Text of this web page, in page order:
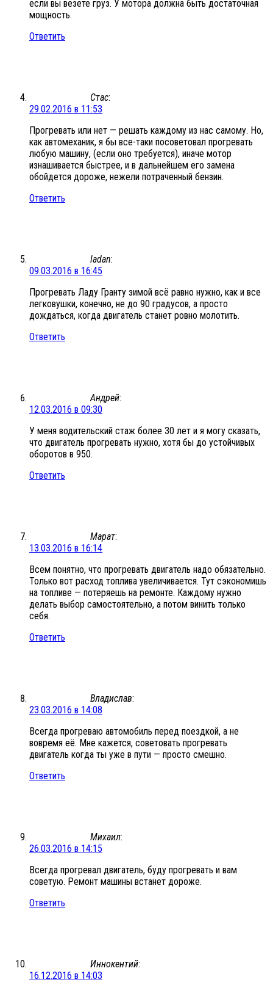
если вы везете груз. У мотора должна быть достаточная
мощность.
Ответить
Стас:
29.02.2016 в 11:53
Прогревать или нет — решать каждому из нас самому. Но,
как автомеханик, я бы все-таки посоветовал прогревать
любую машину, (если оно требуется), иначе мотор
изнашивается быстрее, и в дальнейшем его замена
обойдется дороже, нежели потраченный бензин.
Ответить
ladan:
09.03.2016 в 16:45
Прогревать Ладу Гранту зимой всё равно нужно, как и все
легковушки, конечно, не до 90 градусов, а просто
дождаться, когда двигатель станет ровно молотить.
Ответить
Андрей:
12.03.2016 в 09:30
У меня водительский стаж более 30 лет и я могу сказать,
что двигатель прогревать нужно, хотя бы до устойчивых
оборотов в 950.
Ответить
Марат:
13.03.2016 в 16:14
Всем понятно, что прогревать двигатель надо обязательно.
Только вот расход топлива увеличивается. Тут сэкономишь
на топливе — потеряешь на ремонте. Каждому нужно
делать выбор самостоятельно, а потом винить только
себя.
Ответить
Владислав:
23.03.2016 в 14:08
Всегда прогреваю автомобиль перед поездкой, а не
вовремя её. Мне кажется, советовать прогревать
двигатель когда ты уже в пути — просто смешно.
Ответить
Михаил:
26.03.2016 в 14:15
Всегда прогревал двигатель, буду прогревать и вам
советую. Ремонт машины встанет дороже.
Ответить
Иннокентий:
16.12.2016 в 14:03